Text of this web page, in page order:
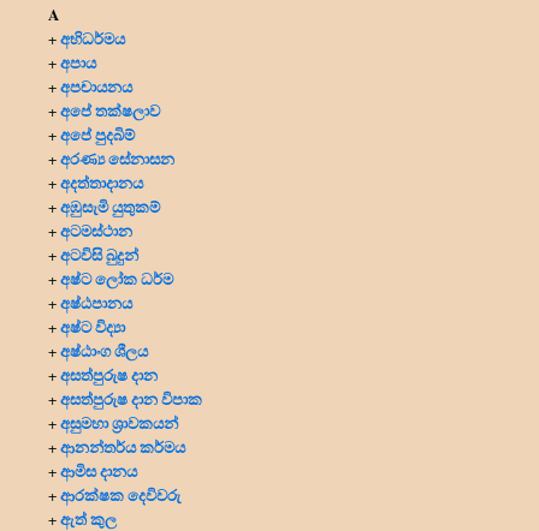
A
+අභිධර්මය
+අපාය
+අපචායනය
+අපේ තක්ෂලාව
+අපේ පුදබිම්
+අරණ්‍ය සේනාසන
+අදත්තාදානය
+අඹුසැමි යුතුකම්
+අටමස්ථාන
+අටවිසි බුදුන්
+අෂ්ට ලෝක ධර්ම
+අෂ්ඨපානය
+අෂ්ට විද්‍යා
+අෂ්ඨාංග ශීලය
+අසත්පුරුෂ දාන
+අසත්පුරුෂ දාන විපාක
+අසුමහා ශ්‍රාවකයන්
+ආනන්තර්ය කර්මය
+ආමිස දානය
+ආරක්ෂක දෙවිවරු
+ඇත් කුල